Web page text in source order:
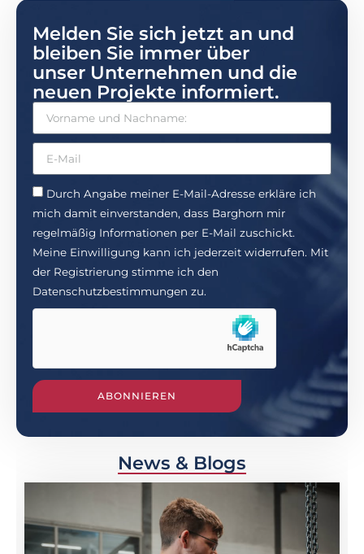
Melden Sie sich jetzt an und
bleiben Sie immer über
unser Unternehmen und die
neuen Projekte informiert.
Durch Angabe meiner E-Mail-Adresse erkläre ich
mich damit einverstanden, dass Barghorn mir
regelmäßig Informationen per E-Mail zuschickt.
Meine Einwilligung kann ich jederzeit widerrufen. Mit
der Registrierung stimme ich den
Datenschutzbestimmungen zu.
ABONNIEREN
News & Blogs